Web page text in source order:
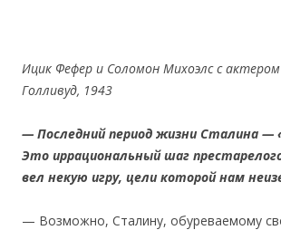
Ицик Фефер и Соломон Михоэлс с
Голливуд, 1943
— Последний период жизни Сталина —
Это иррациональный шаг
вел некую игру, цели которой нам
— Возможно, Сталину, обуреваемому